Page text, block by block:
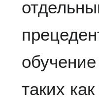
таких